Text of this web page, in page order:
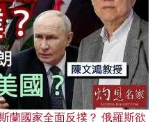
蘭國家全面反撲？ 俄羅斯欲